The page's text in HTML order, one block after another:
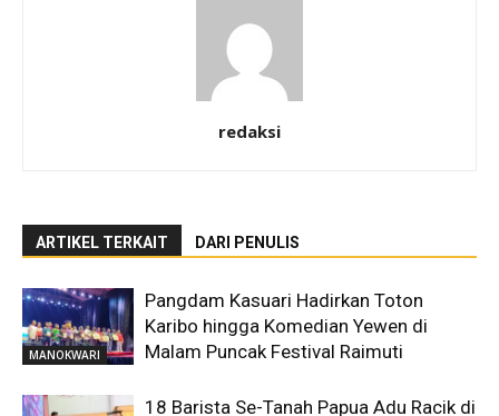
redaksi
ARTIKEL TERKAIT DARI PENULIS
MANOKWARI
Pangdam Kasuari Hadirkan Toton
Karibo hingga Komedian Yewen di
Malam Puncak Festival Raimuti
18 Barista Se-Tanah Papua Adu Racik di